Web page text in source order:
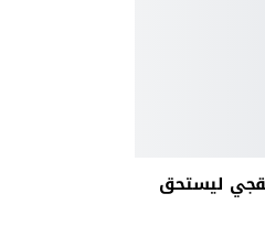
ليستحق